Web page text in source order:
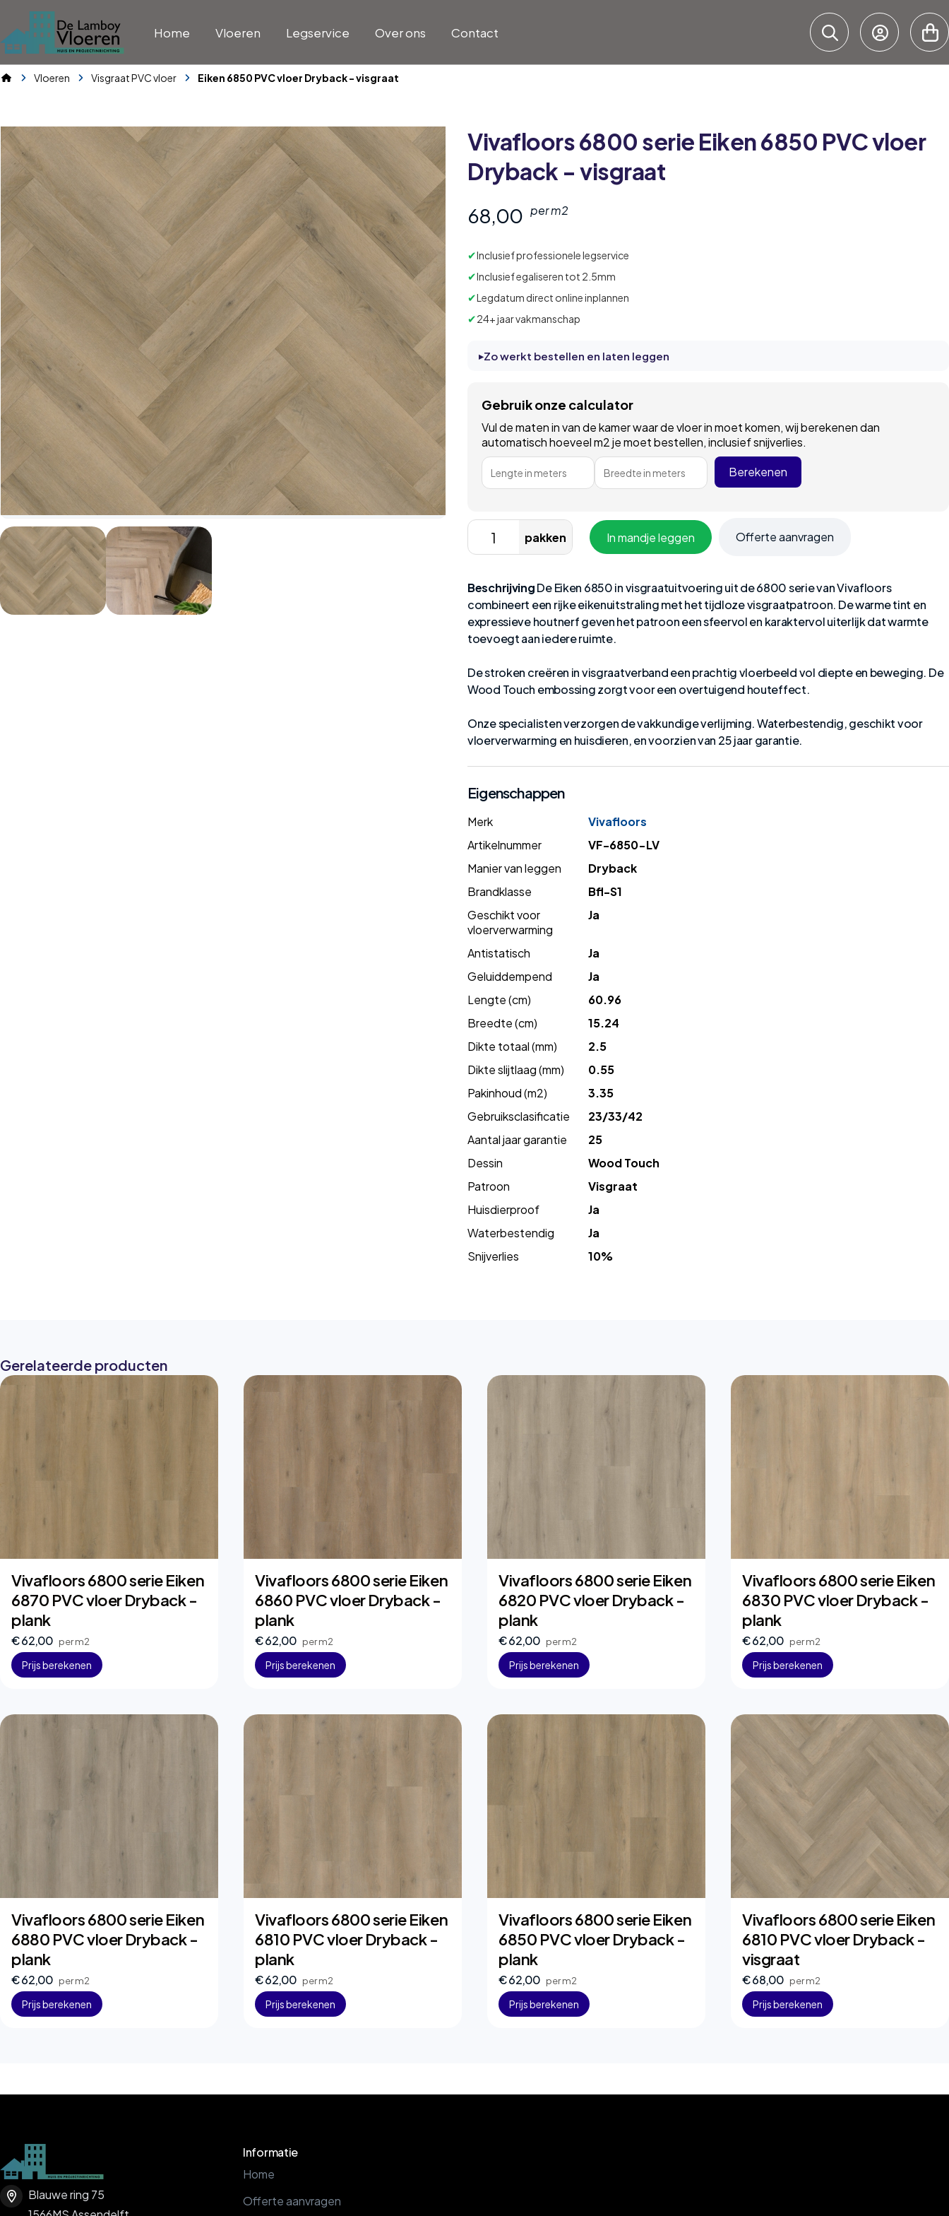
Home Vloeren Legservice Over ons Contact
Vloeren Visgraat PVC vloer Eiken 6850 PVC vloer Dryback - visgraat
Vivafloors6800 serie Eiken 6850 PVC vloer
Dryback - visgraat
68,00 per m2
✔Inclusief professionele legservice
✔Inclusief egaliseren tot 2.5mm
✔Legdatum direct online inplannen
✔24+ jaar vakmanschap
Zo werkt bestellen en laten leggen
Gebruik onze calculator
Vul de maten in van de kamer waar de vloer in moet komen, wij berekenen dan
automatisch hoeveel m2 je moet bestellen, inclusief snijverlies.
Lengte in meters Breedte in meters Berekenen
pakken In mandje leggen Offerte aanvragen
BeschrijvingDe Eiken 6850 in visgraatuitvoering uit de 6800 serie van Vivafloors
combineert een rijke eikenuitstraling met het tijdloze visgraatpatroon. De warme tint en
expressieve houtnerf geven het patroon een sfeervol en karaktervol uiterlijk dat warmte
toevoegt aan iedere ruimte.
De stroken creëren in visgraatverband een prachtig vloerbeeld vol diepte en beweging. De
Wood Touch embossing zorgt voor een overtuigend houteffect.
Onze specialisten verzorgen de vakkundige verlijming. Waterbestendig, geschikt voor
vloerverwarming en huisdieren, en voorzien van 25 jaar garantie.
Eigenschappen
Merk
Vivafloors
Artikelnummer
VF-6850-LV
Manier van leggen
Dryback
Brandklasse
Bfl-S1
Geschikt voor
vloerverwarming
Ja
Antistatisch
Ja
Geluiddempend
Ja
Lengte (cm)
60.96
Breedte (cm)
15.24
Dikte totaal (mm)
2.5
Dikte slijtlaag (mm)
0.55
Pakinhoud (m2)
3.35
Gebruiksclasificatie
23/33/42
Aantal jaar garantie
25
Dessin
Wood Touch
Patroon
Visgraat
Huisdierproof
Ja
Waterbestendig
Ja
Snijverlies
10%
Gerelateerde producten
Vivafloors 6800 serie Eiken
6870 PVC vloer Dryback -
plank
€ 62,00 per m2
Prijs berekenen
Vivafloors 6800 serie Eiken
6860 PVC vloer Dryback -
plank
€ 62,00 per m2
Prijs berekenen
Vivafloors 6800 serie Eiken
6820 PVC vloer Dryback -
plank
€ 62,00 per m2
Prijs berekenen
Vivafloors 6800 serie Eiken
6830 PVC vloer Dryback -
plank
€ 62,00 per m2
Prijs berekenen
Vivafloors 6800 serie Eiken
6880 PVC vloer Dryback -
plank
€ 62,00 per m2
Prijs berekenen
Vivafloors 6800 serie Eiken
6810 PVC vloer Dryback -
plank
€ 62,00 per m2
Prijs berekenen
Vivafloors 6800 serie Eiken
6850 PVC vloer Dryback -
plank
€ 62,00 per m2
Prijs berekenen
Vivafloors 6800 serie Eiken
6810 PVC vloer Dryback -
visgraat
€ 68,00 per m2
Prijs berekenen
Blauwe ring 75
Informatie
Home
Offerte aanvragen